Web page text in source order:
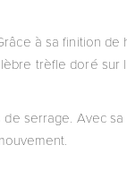
à sa finition de
trèfle doré sur
serrage. Avec